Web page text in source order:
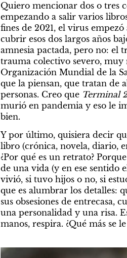
Quiero mencionar dos o tres
empezando a salir varios
fines de 2021, el virus
cubrir esos dos largos años
amnesia pactada, pero no: el
trauma colectivo severo, muy
Organización Mundial de la
que la piensan, que tratan de
personas. Creo que Terminal
murió en pandemia y eso le
bien.
Y por último, quisiera decir
libro (crónica, novela, diario,
¿Por qué es un retrato?
de una vida (y en ese sentido
vivió, si tuvo hijos o no, si
que es alumbrar los detalles:
sus obsesiones de entrecasa,
una personalidad y una risa.
manos, respira. ¿Qué más se